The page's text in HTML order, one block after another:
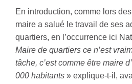
En introduction, comme lors
maire a salué le travail de ses
quartiers, en l’occurrence ici
Maire de quartiers ce n’est
tâche, c’est comme être maire
000 habitants » explique-t-il,